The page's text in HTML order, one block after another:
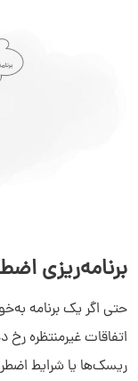
برنامه‌ریزی
حتی اگر یک برنامه
اتفاقات غیرمنتظره رخ
ریسک‌ها یا شرایط